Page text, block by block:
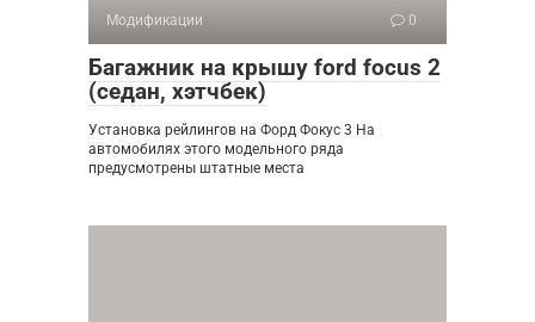
Модификации 0
Багажник на крышу ford focus 2
(седан, хэтчбек)
Установка рейлингов на Форд Фокус 3 На
автомобилях этого модельного ряда
предусмотрены штатные места